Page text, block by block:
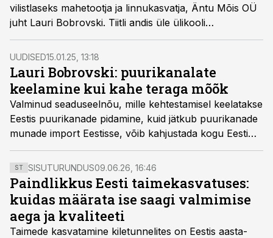
vilistlaseks mahetootja ja linnukasvatja, Äntu Mõis OÜ
juht Lauri Bobrovski. Tiitli andis üle ülikooli
vilistlaskogu juhatuse esimees Argo Normak, kes tõi
esile Bobrovski panuse Eesti maamajandusse.
UUDISED15.01.25, 13:18
Lauri Bobrovski: puurikanalate
keelamine kui kahe teraga mõõk
Valminud seaduseelnõu, mille kehtestamisel keelatakse
Eestis puurikanade pidamine, kuid jätkub puurikanade
munade import Eestisse, võib kahjustada kogu Eesti
munatootmissektorit, leiab suurima mahemunatootja,
Äntu Mõisa omanik Lauri Bobrovski.
ST SISUTURUNDUS09.06.26, 16:46
Paindlikkus Eesti taimekasvatuses:
kuidas määrata ise saagi valmimise
aega ja kvaliteeti
Taimede kasvatamine kiletunnelites on Eestis aasta-